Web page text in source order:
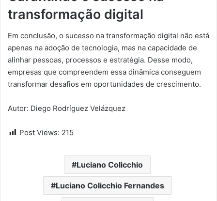
transformação digital
Em conclusão, o sucesso na transformação digital não está
apenas na adoção de tecnologia, mas na capacidade de
alinhar pessoas, processos e estratégia. Desse modo,
empresas que compreendem essa dinâmica conseguem
transformar desafios em oportunidades de crescimento.
Autor: Diego Rodríguez Velázquez
Post Views: 215
Luciano Colicchio
Luciano Colicchio Fernandes